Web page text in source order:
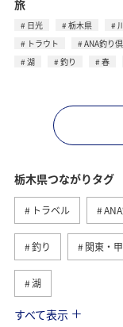
旅
日光 栃木県
トラウト
ANA釣り
湖
釣り 春
栃木県つながりタグ
トラベル
釣り 関東・
湖
日光
すべて表示